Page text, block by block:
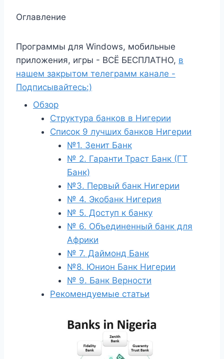
Оглавление
Программы для Windows, мобильные
приложения, игры - ВСЁ БЕСПЛАТНО, в
нашем закрытом телеграмм канале -
Подписывайтесь:)
Обзор
Структура банков в Нигерии
Список 9 лучших банков Нигерии
№1. Зенит Банк
№ 2. Гаранти Траст Банк (ГТ
Банк)
№3. Первый банк Нигерии
№ 4. Экобанк Нигерия
№ 5. Доступ к банку
№ 6. Объединенный банк для
Африки
№ 7. Даймонд Банк
№8. Юнион Банк Нигерии
№ 9. Банк Верности
Рекомендуемые статьи